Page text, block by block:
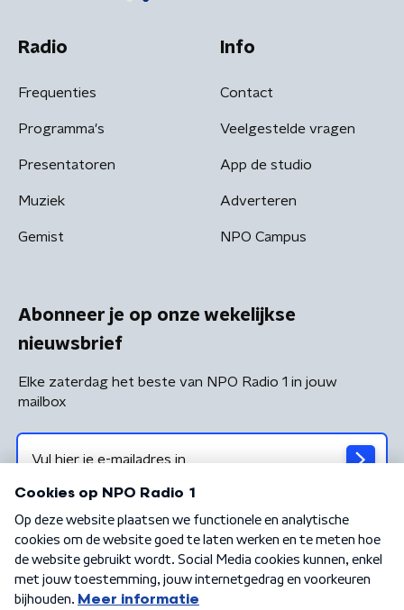
Radio
Frequenties
Programma's
Presentatoren
Muziek
Gemist
Info
Contact
Veelgestelde vragen
App de studio
Adverteren
NPO Campus
Abonneer je op onze wekelijkse
nieuwsbrief
Elke zaterdag het beste van NPO Radio 1 in jouw
mailbox
Algemene voorwaarden